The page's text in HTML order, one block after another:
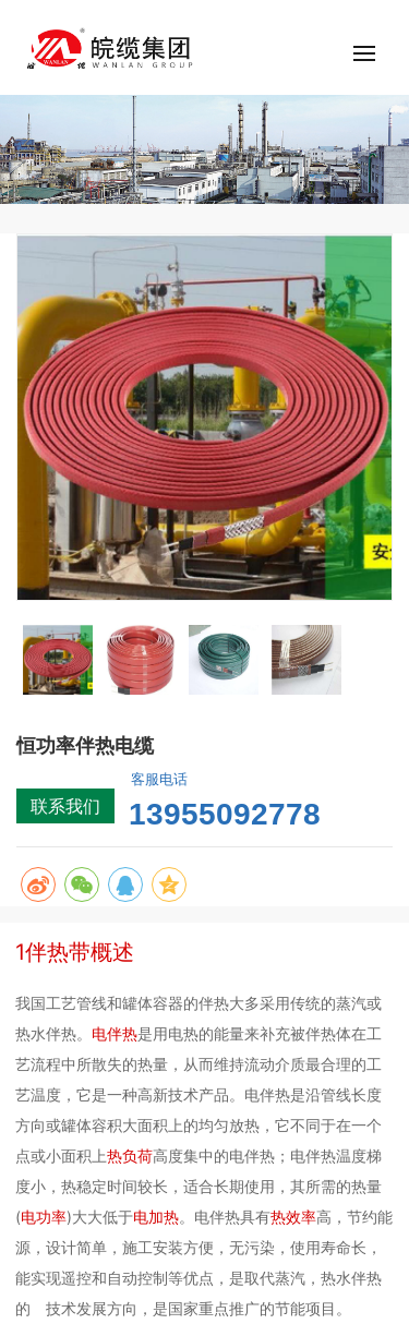
恒功率伴热电缆
联系我们
客服电话
13955092778
1伴热带概述
我国工艺管线和罐体容器的伴热大多采用传统的蒸汽或
热水伴热。 电伴热是用电热的能量来补充被伴热体在工
艺流程中所散失的热量，从而维持流动介质最合理的工
艺温度，它是一种高新技术产品。电伴热是沿管线长度
方向或罐体容积大面积上的均匀放热，它不同于在一个
点或小面积上热负荷高度集中的电伴热；电伴热温度梯
度小，热稳定时间较长，适合长期使用，其所需的热量
(电功率)大大低于电加热。电伴热具有热效率高，节约能
源，设计简单，施工安装方便，无污染，使用寿命长，
能实现遥控和自动控制等优点，是取代蒸汽，热水伴热
的 技术发展方向，是国家重点推广的节能项目。